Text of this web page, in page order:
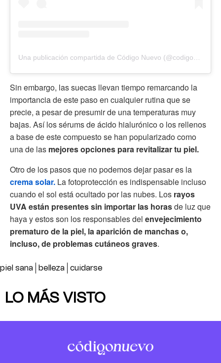
Sin embargo, las suecas llevan tiempo remarcando la
importancia de este paso en cualquier rutina que se
precie, a pesar de presumir de una temperaturas muy
bajas. Así los sérums de ácido hialurónico o los rellenos
a base de este compuesto se han popularizado como
una de las mejores opciones para revitalizar tu piel.
Otro de los pasos que no podemos dejar pasar es la
crema solar. La fotoprotección es indispensable incluso
cuando el sol está ocultado por las nubes. Los rayos
UVA están presentes sin importar las horasde luz que
haya y estos son los responsables del envejecimiento
prematuro de la piel, la aparición de manchas o,
incluso, de problemas cutáneos graves.
piel sana belleza cuidarse
LO MÁS VISTO